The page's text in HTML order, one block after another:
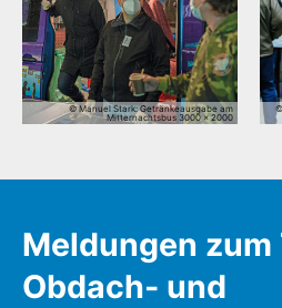
© Manuel Stark: Getränkeausgabe am
Mitternachtsbus 3000 x 2000
©
Meldungen zum
Obdach- und